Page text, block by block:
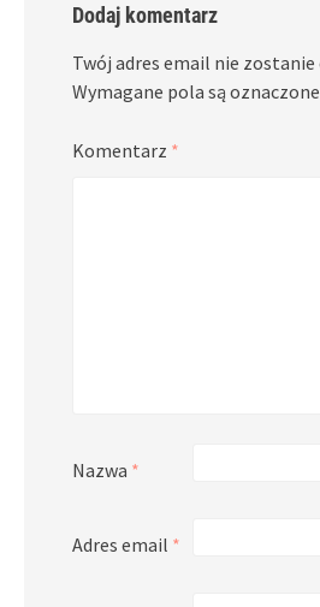
Dodaj komentarz
Twój adres email nie
Wymagane pola są oznaczone
Komentarz *
Nazwa *
Adres email *